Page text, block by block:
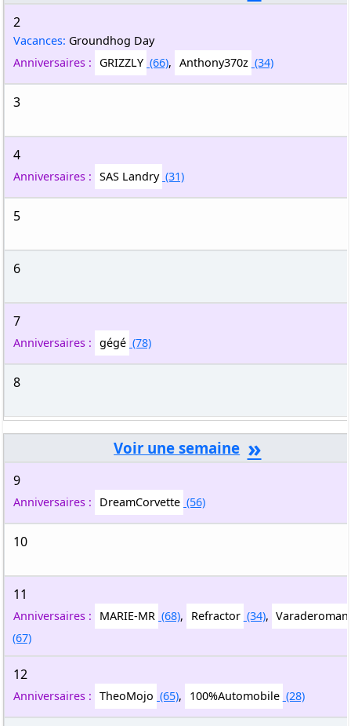
2
Vacances: Groundhog Day
Anniversaires :
GRIZZLY (66), Anthony370z (34)
3
4
Anniversaires : SAS Landry (31)
5
6
7
Anniversaires : gégé (78)
8
»
9
Anniversaires : DreamCorvette (56)
10
11
Anniversaires : MARIE-MR (68), Refractor (34),
(67)
12
Anniversaires : TheoMojo (65), 100%Automobile (28)